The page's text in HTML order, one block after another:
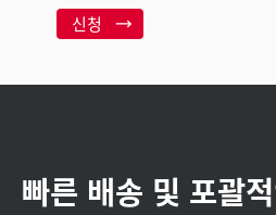
신청
빠른 배송 및 포괄